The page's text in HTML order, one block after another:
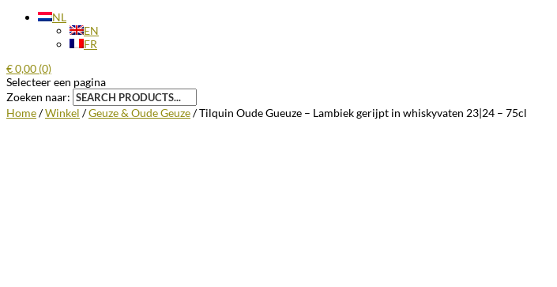
NL
EN
FR
€0,00 (0)
Selecteer een pagina
Zoeken naar:
Home/Winkel /Geuze & Oude Geuze/ Tilquin Oude Gueuze – Lambiek gerijpt in whiskyvaten 23|24 – 75cl